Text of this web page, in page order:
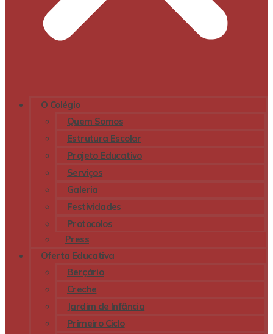
O Colégio
Quem Somos
Estrutura Escolar
Projeto Educativo
Serviços
Galeria
Festividades
Protocolos
Press
Oferta Educativa
Berçário
Creche
Jardim de Infância
Primeiro Ciclo